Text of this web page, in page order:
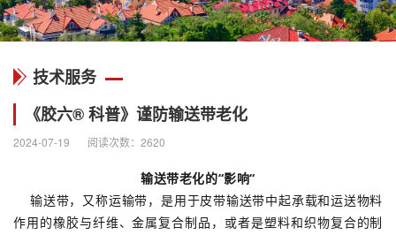
技术服务
《胶六® 科普》谨防输送带老化
2024-07-19 阅读次数：2620
输送带老化的“影响“
输送带，又称运输带，是用于皮带输送带中起承载和运送物料
作用的橡胶与纤维、金属复合制品，或者是塑料和织物复合的制